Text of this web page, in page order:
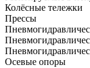
Колёсные тележки
Прессы
Осевые опоры